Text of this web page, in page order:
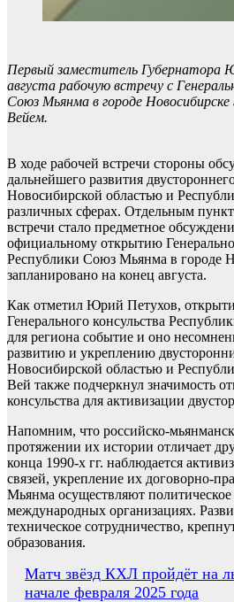
Первый заместитель Губернатора
августа рабочую встречу с
Союз Мьянма в городе
Вейем.
В ходе рабочей встречи стороны
дальнейшего развития
Новосибирской областью и
различных сферах. Отдельным
встречи стало предметное
официальному открытию
Республики Союз Мьянма в городе
запланировано на конец августа.
Как отметил Юрий Петухов,
Генерального консульства
для региона событие и оно
развитию и укреплению
Новосибирской областью и
Вей также подчеркнул значимость
консульства для активизации
Напомним, что российско-
протяжении их истории отличает
конца 1990-х гг. наблюдается
связей, укрепление их договорно-
Мьянма осуществляют политическое
международных организациях.
техническое сотрудничество,
образования.
Навигация
Матч звёзд КХЛ пройдёт на
начале февраля 2025 года